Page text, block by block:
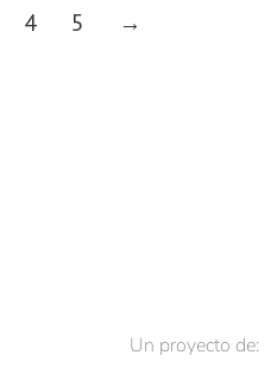
4 5 →
Un proyecto de: